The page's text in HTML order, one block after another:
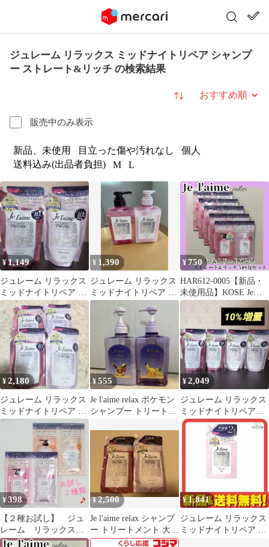
ジュレーム リラックス ミッドナイトリペア シャンプ
ー ストレート&リッチ の検索結果
販売中のみ表示
並び替え
新品、未使用 目立った傷や汚れなし
個人
送料込み(出品者負担)
M L
¥1,149
ジュレーム リラックス
ミッドナイトリペア シ
ャンプー + トリートメ
ント
¥ 1,390
ジュレーム リラックス
ミッドナイトリペア ス
トレート&リッチ
¥750
HAR612-0005【新品・
未使用品】KOSE Je
l'aime relax シャンプー
＆トリートメント スト
レート＆リッチ 5回分
セット 超しっとり コー
セー ジュレーム ミッド
ナイトリペア ダメージ
補修 うねりコントロー
ル うるおいリペア トラ
イアル
¥2,180
ジュレーム リラックス
ミッドナイトリペア ス
トレート シャンプー
トリートメント
¥555
Je l'aime relax ポケモン
シャンプー トリートメ
¥2,049
ジュレーム リラックス
ミッドナイトリペアシ
ャンプー トリートメン
ト 2セット
¥398
【２種お試し】 ジュ
レーム リラックス
ミッドナイトリペア
¥2,500
Je l'aime relax シャンプ
ー トリートメント 大容
量
¥1,841
ジュレーム リラックス
ミッドナイトリペア ト